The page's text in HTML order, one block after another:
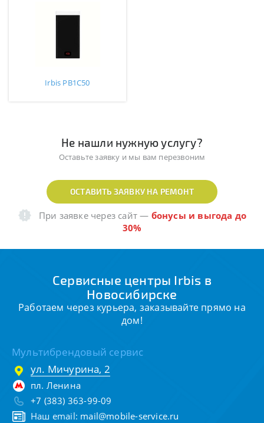
Irbis PB1C50
Не нашли нужную услугу?
Оставьте заявку и мы вам перезвоним
ОСТАВИТЬ ЗАЯВКУ НА РЕМОНТ
При заявке через сайт— бонусы и выгода до
30%
Сервисные центры Irbis в
Новосибирске
Работаем через курьера, заказывайте прямо на
дом!
Мультибрендовый сервис
ул. Мичурина, 2
пл. Ленина
+7 (383) 363-99-09
Наш email: mail@mobile-service.ru